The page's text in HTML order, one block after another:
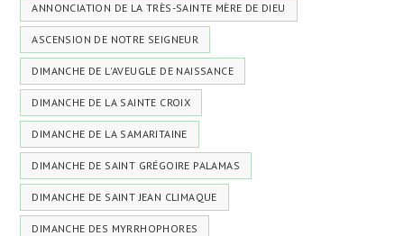
ANNONCIATION DE LA TRÈS-SAINTE MÈRE DE DIEU
ASCENSION DE NOTRE SEIGNEUR
DIMANCHE DE L'AVEUGLE DE NAISSANCE
DIMANCHE DE LA SAINTE CROIX
DIMANCHE DE LA SAMARITAINE
DIMANCHE DE SAINT GRÉGOIRE PALAMAS
DIMANCHE DE SAINT JEAN CLIMAQUE
DIMANCHE DES MYRRHOPHORES